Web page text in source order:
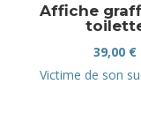
Affiche
39,00 €
Victime de son